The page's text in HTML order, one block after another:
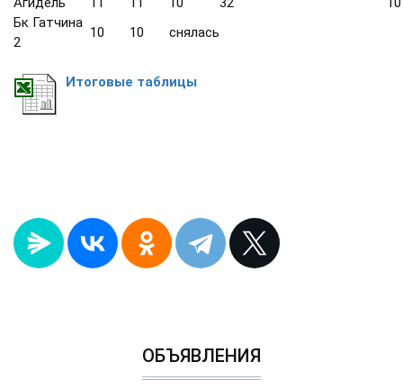
Бк Гатчина
2
10 10 снялась
Итоговые таблицы
ОБЪЯВЛЕНИЯ